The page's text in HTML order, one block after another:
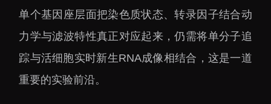
单个基因座层面把染色质状态、转录因子结合动
力学与滤波特性真正对应起来，仍需将单分子追
踪与活细胞实时新生RNA成像相结合，这是一道
重要的实验前沿。